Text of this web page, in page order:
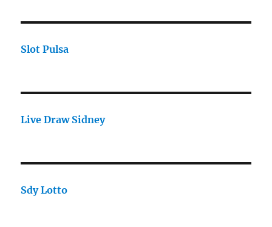
Slot Pulsa
Live Draw Sidney
Sdy Lotto